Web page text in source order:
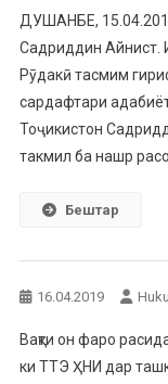
ДУШАНБЕ,
Садриддин Айнист.
Рӯдакӣ тасмим
сардафтари
Тоҷикистон
такмил ба нашр
Бештар
16.04.2019
Вақти он фаро
ки ТТЭ ҲНИ дар